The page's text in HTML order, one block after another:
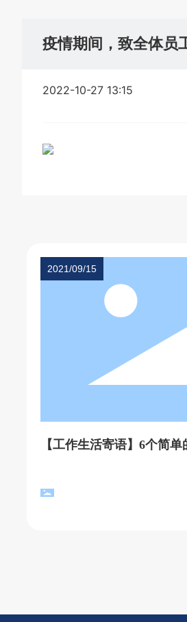
疫情期间，致全体员
2022-10-27 13:15
2021/09/15
【工作生活寄语】6个简